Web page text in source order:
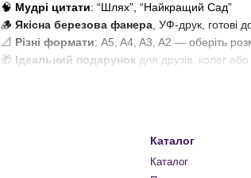
🧠 Мудрі цитати: “Шлях”, “Найкращий Сад”
🪵 Якісна березова фанера, УФ-друк, готові
📐 Різні формати: A5, A4, A3, A2 — оберіть
🎁 Ідеальний подарунок для друзів, колег
Каталог
Каталог